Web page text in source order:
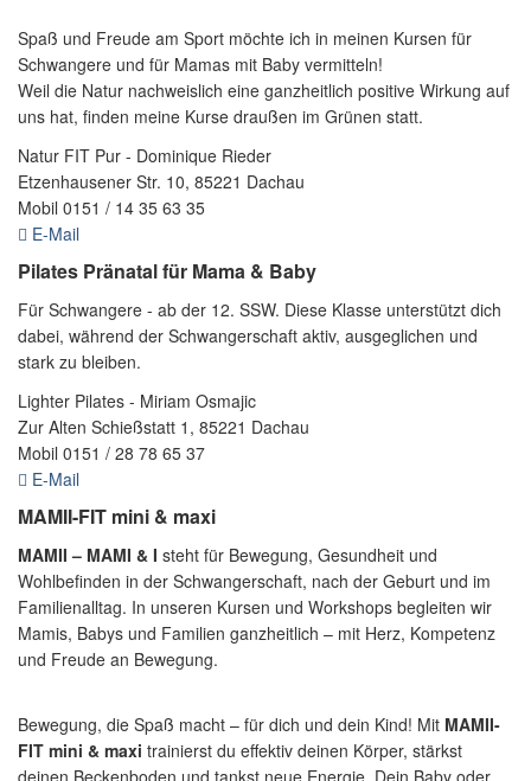
Spaß und Freude am Sport möchte ich in meinen Kursen für
Schwangere und für Mamas mit Baby vermitteln!
Weil die Natur nachweislich eine ganzheitlich positive Wirkung auf
uns hat, finden meine Kurse draußen im Grünen statt.
Natur FIT Pur - Dominique Rieder
Etzenhausener Str. 10, 85221 Dachau
Mobil 0151 / 14 35 63 35
E-Mail
Pilates Pränatal für Mama & Baby
Für Schwangere - ab der 12. SSW. Diese Klasse unterstützt dich
dabei, während der Schwangerschaft aktiv, ausgeglichen und
stark zu bleiben.
Lighter Pilates - Miriam Osmajic
Zur Alten Schießstatt 1, 85221 Dachau
Mobil 0151 / 28 78 65 37
E-Mail
MAMII-FIT mini & maxi
MAMII – MAMI & I steht für Bewegung, Gesundheit und
Wohlbefinden in der Schwangerschaft, nach der Geburt und im
Familienalltag. In unseren Kursen und Workshops begleiten wir
Mamis, Babys und Familien ganzheitlich – mit Herz, Kompetenz
und Freude an Bewegung.
Bewegung, die Spaß macht – für dich und dein Kind! Mit MAMII-
FIT mini & maxi trainierst du effektiv deinen Körper, stärkst